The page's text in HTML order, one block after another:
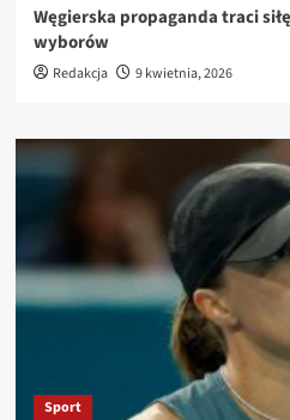
Węgierska propaganda traci
wyborów
Redakcja 9 kwietnia, 2026
Sport